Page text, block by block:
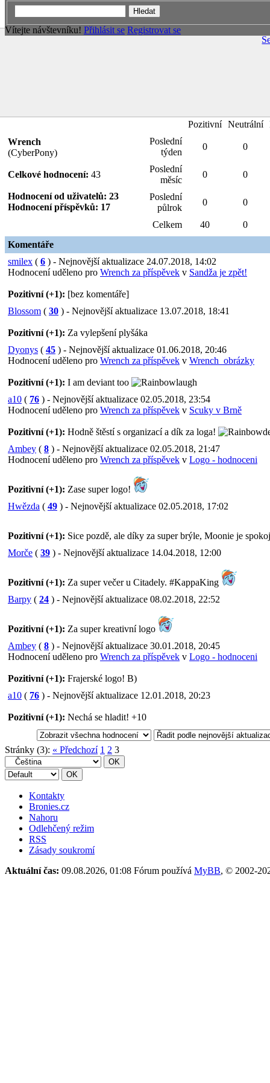
Vítejte návštevníku! Přihlásit se Registrovat se
Wrench
(CyberPony)
Celkové hodnocení: 43
Hodnocení od uživatelů: 23
Hodnocení příspěvků: 17
Pozitivní Neutrální
Poslední
týden
0 0
Poslední
měsíc
0 0
Poslední
půlrok
0 0
Celkem 40
0
Komentáře
smilex ( 6 ) - Nejnovější aktualizace 24.07.2018, 14:02
Hodnocení uděleno pro Wrench za příspěvek v Sandža je zpět!
Pozitivní (+1): [bez komentáře]
Blossom ( 30 ) - Nejnovější aktualizace 13.07.2018, 18:41
Pozitivní (+1): Za vylepšení plyšáka
Dyonys ( 45 ) - Nejnovější aktualizace 01.06.2018, 20:46
Hodnocení uděleno pro Wrench za příspěvek v Wrench_obrázky
Pozitivní (+1): I am deviant too
a10 ( 76 ) - Nejnovější aktualizace 02.05.2018, 23:54
Hodnocení uděleno pro Wrench za příspěvek v Scuky v Brně
Pozitivní (+1): Hodně štěstí s organizací a dík za loga!
Ambey ( 8 ) - Nejnovější aktualizace 02.05.2018, 21:47
Hodnocení uděleno pro Wrench za příspěvek v Logo - hodnoceni
Pozitivní (+1): Zase super logo!
Hwězda ( 49 ) - Nejnovější aktualizace 02.05.2018, 17:02
Pozitivní (+1): Sice pozdě, ale díky za super brýle, Moonie je
Morče ( 39 ) - Nejnovější aktualizace 14.04.2018, 12:00
Pozitivní (+1): Za super večer u Citadely. #KappaKing
Barpy ( 24 ) - Nejnovější aktualizace 08.02.2018, 22:52
Pozitivní (+1): Za super kreativní logo
Ambey ( 8 ) - Nejnovější aktualizace 30.01.2018, 20:45
Hodnocení uděleno pro Wrench za příspěvek v Logo - hodnoceni
Pozitivní (+1): Frajerské logo! B)
a10 ( 76 ) - Nejnovější aktualizace 12.01.2018, 20:23
Pozitivní (+1): Nechá se hladit! +10
Stránky (3): « Předchozí 1 2 3
Kontakty
Bronies.cz
Nahoru
Odlehčený režim
RSS
Zásady soukromí
Aktuální čas: 09.08.2026, 01:08 Fórum používá MyBB, © 2002-